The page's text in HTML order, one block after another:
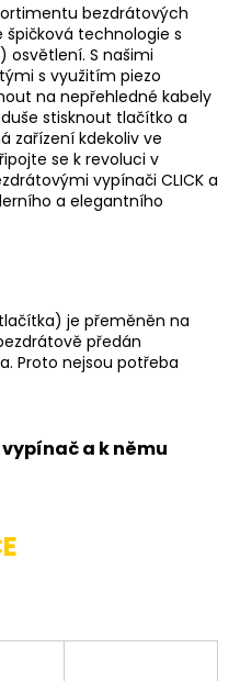
bezdrátových
špičková technologie s
S našimi
s využitím piezo
na nepřehledné kabely
stisknout tlačítko a
zařízení kdekoliv ve
se k revoluci v
vypínači CLICK a
a elegantního
je přeměněn na
předán
Proto nejsou potřeba
a k němu